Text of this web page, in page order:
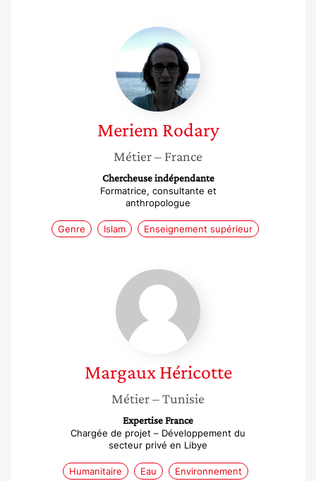
Meriem
Rodary
Meriem Rodary
Métier– France
Chercheuse indépendante
Formatrice, consultante et
anthropologue
Genre Islam Enseignement supérieur
Margaux
Héricotte
Margaux Héricotte
Métier– Tunisie
Expertise France
Chargée de projet – Développement du
secteur privé en Libye
Humanitaire Eau Environnement